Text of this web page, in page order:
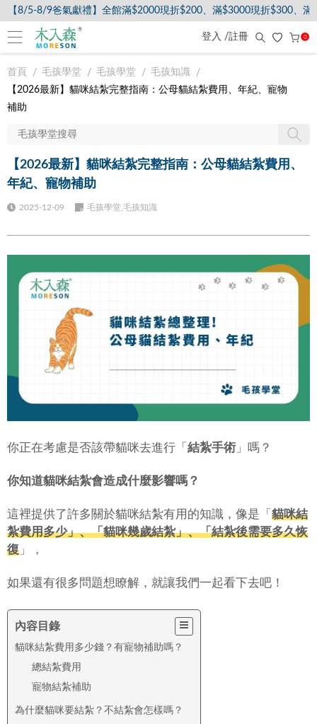
【8/5-8/9爸氣獻禮】全館滿$2000現折$200、滿$3000現折$300、滿
登入 /註冊 0
首頁 毛孩學堂 毛孩學堂
毛孩知識
【2026最新】貓咪結紮完整指南：公母貓結紮費用、年紀、寵物
補助
【2026最新】貓咪結紮完整指南：公母貓結紮費用、
年紀、寵物補助
2025-12-09 毛孩學堂,毛孩知識
你正在考慮是否該帶貓咪去進行「 結紮手術 」嗎？
你知道貓咪結紮會造成什麼影響嗎？
這裡提供了許多關於貓咪結紮有用的知識，像是「 貓咪結
紮費用多少」、「貓咪幾歲結紮」、「結紮後需要多久恢
復 」，
如果還有很多問題想瞭解，就讓我們一起看下去吧！
內容目錄
貓咪結紮費用多少錢？有寵物補助嗎？
總結紮費用
寵物結紮補助
為什麼貓咪要結紮？不結紮會怎樣嗎？